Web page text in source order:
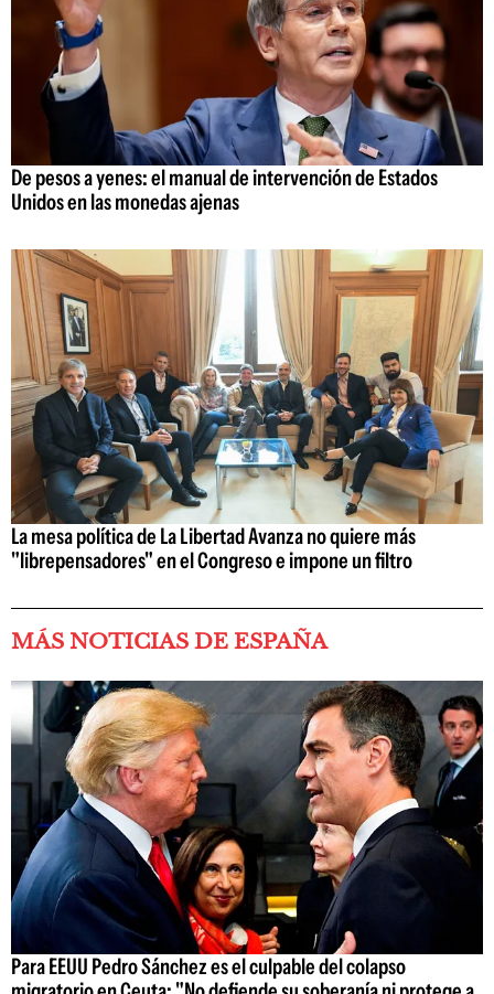
De pesos a yenes: el manual de intervención de Estados
Unidos en las monedas ajenas
La mesa política de La Libertad Avanza no quiere más
"librepensadores" en el Congreso e impone un filtro
MÁS NOTICIAS DE ESPAÑA
Para EEUU Pedro Sánchez es el culpable del colapso